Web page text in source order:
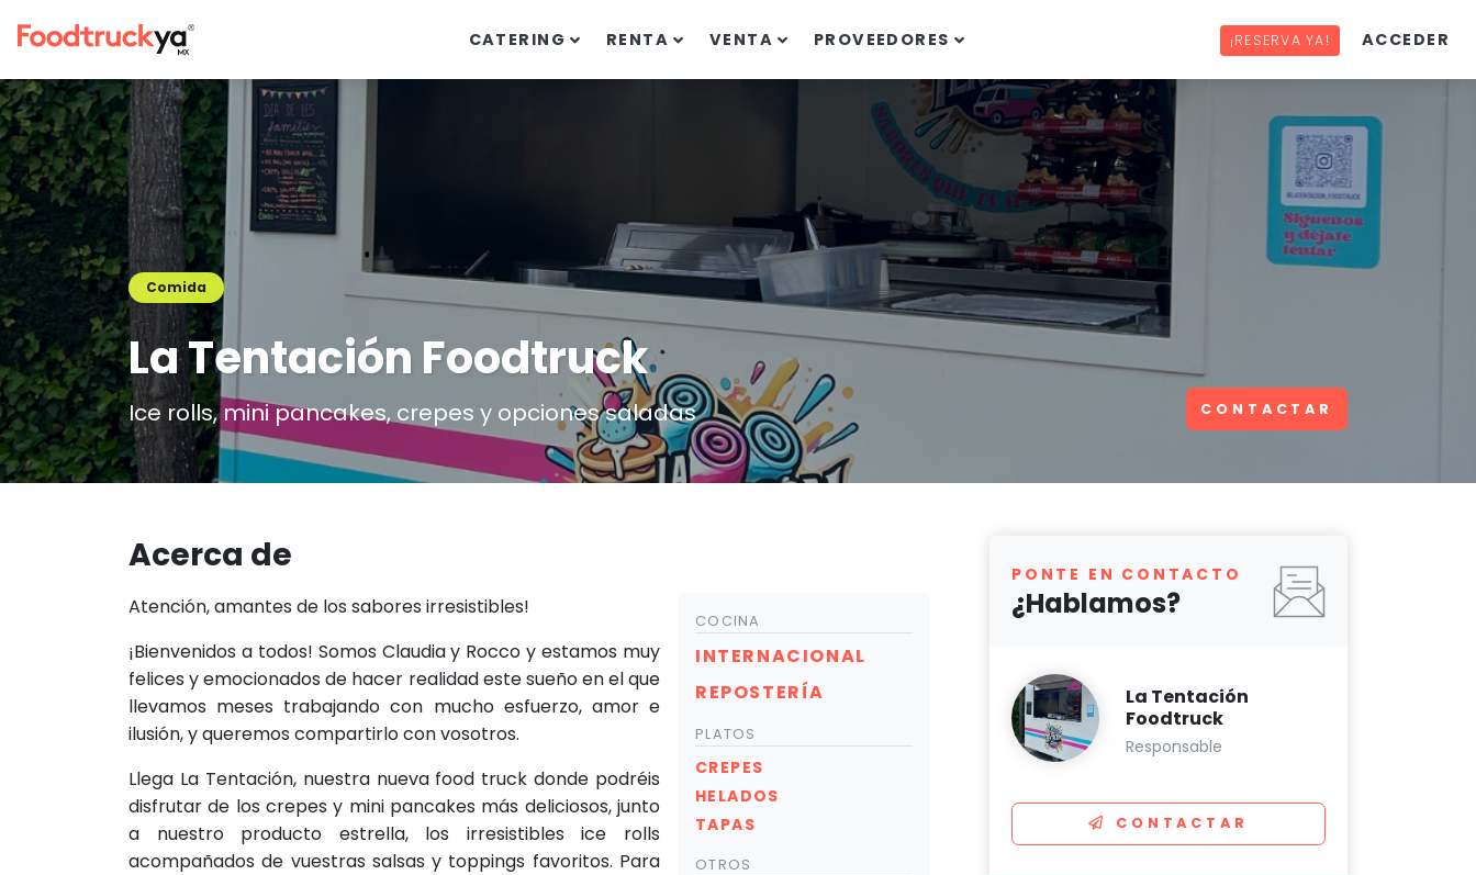
CATERING RENTA VENTA PROVEEDORES ¡RESERVA YA! ACCEDER
Comida
La Tentación Foodtruck
Ice rolls, mini pancakes, crepes y opciones saladas CONTACTAR
Acerca de
COCINA
INTERNACIONAL
REPOSTERÍA
PLATOS
CREPES
HELADOS
TAPAS
OTROS
Atención, amantes de los sabores irresistibles!
¡Bienvenidos a todos! Somos Claudia y Rocco y estamos muy
felices y emocionados de hacer realidad este sueño en el que
llevamos meses trabajando con mucho esfuerzo, amor e
ilusión, y queremos compartirlo con vosotros.
Llega La Tentación, nuestra nueva food truck donde podréis
disfrutar de los crepes y mini pancakes más deliciosos, junto
a nuestro producto estrella, los irresistibles ice rolls
acompañados de vuestras salsas y toppings favoritos. Para
PONTE EN CONTACTO
¿Hablamos?
La Tentación
Foodtruck
Responsable
CONTACTAR